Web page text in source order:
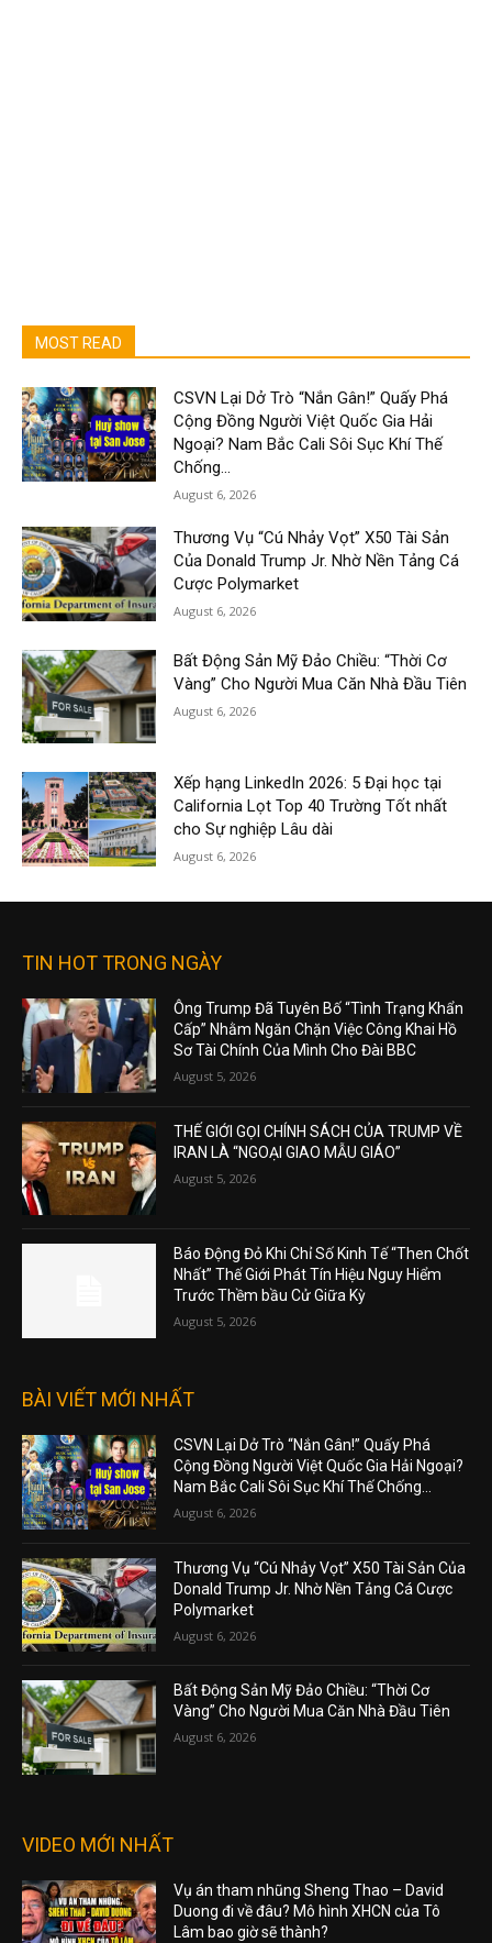
MOST READ
CSVN Lại Dở Trò “Nắn Gân!” Quấy Phá
Cộng Đồng Người Việt Quốc Gia Hải
Ngoại? Nam Bắc Cali Sôi Sục Khí Thế
Chống...
August 6, 2026
Thương Vụ “Cú Nhảy Vọt” X50 Tài Sản
Của Donald Trump Jr. Nhờ Nền Tảng Cá
Cược Polymarket
August 6, 2026
Bất Động Sản Mỹ Đảo Chiều: “Thời Cơ
Vàng” Cho Người Mua Căn Nhà Đầu Tiên
August 6, 2026
Xếp hạng LinkedIn 2026: 5 Đại học tại
California Lọt Top 40 Trường Tốt nhất
cho Sự nghiệp Lâu dài
August 6, 2026
TIN HOT TRONG NGÀY
Ông Trump Đã Tuyên Bố “Tình Trạng Khẩn
Cấp” Nhằm Ngăn Chặn Việc Công Khai Hồ
Sơ Tài Chính Của Mình Cho Đài BBC
August 5, 2026
THẾ GIỚI GỌI CHÍNH SÁCH CỦA TRUMP VỀ
IRAN LÀ “NGOẠI GIAO MẪU GIÁO”
August 5, 2026
Báo Động Đỏ Khi Chỉ Số Kinh Tế “Then Chốt
Nhất” Thế Giới Phát Tín Hiệu Nguy Hiểm
Trước Thềm bầu Cử Giữa Kỳ
August 5, 2026
BÀI VIẾT MỚI NHẤT
CSVN Lại Dở Trò “Nắn Gân!” Quấy Phá
Cộng Đồng Người Việt Quốc Gia Hải Ngoại?
Nam Bắc Cali Sôi Sục Khí Thế Chống...
August 6, 2026
Thương Vụ “Cú Nhảy Vọt” X50 Tài Sản Của
Donald Trump Jr. Nhờ Nền Tảng Cá Cược
Polymarket
August 6, 2026
Bất Động Sản Mỹ Đảo Chiều: “Thời Cơ
Vàng” Cho Người Mua Căn Nhà Đầu Tiên
August 6, 2026
VIDEO MỚI NHẤT
Vụ án tham nhũng Sheng Thao – David
Duong đi về đâu? Mô hình XHCN của Tô
Lâm bao giờ sẽ thành?